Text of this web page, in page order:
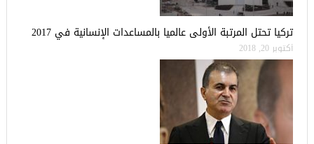
تركيا تحتل المرتبة الأولى عالميا بالمساعدات الإنسانية في 2017
أكتوبر 20, 2018